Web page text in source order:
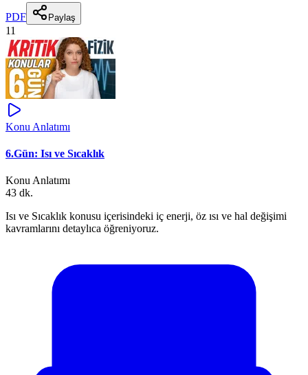
PDF Paylaş
11
Konu Anlatımı
6.Gün: Isı ve Sıcaklık
Konu Anlatımı
43 dk.
Isı ve Sıcaklık konusu içerisindeki iç enerji, öz ısı ve hal değişimi
kavramlarını detaylıca öğreniyoruz.